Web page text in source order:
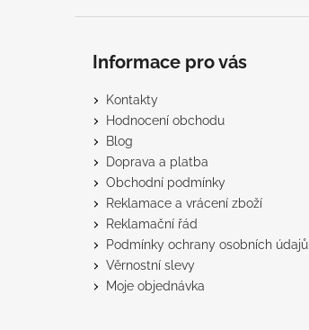
Informace pro vás
Kontakty
Hodnocení obchodu
Blog
Doprava a platba
Obchodní podmínky
Reklamace a vrácení zboží
Reklamační řád
Podmínky ochrany osobních údajů
Věrnostní slevy
Moje objednávka